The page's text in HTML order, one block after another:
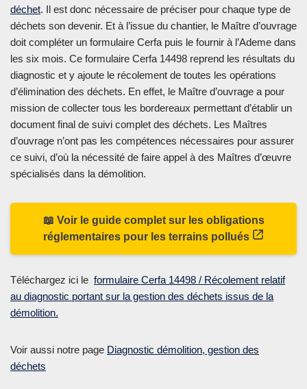
déchet. Il est donc nécessaire de préciser pour chaque type de
déchets son devenir. Et à l’issue du chantier, le Maître d’ouvrage
doit compléter un formulaire Cerfa puis le fournir à l’Ademe dans
les six mois. Ce formulaire Cerfa 14498 reprend les résultats du
diagnostic et y ajoute le récolement de toutes les opérations
d’élimination des déchets. En effet, le Maître d’ouvrage a pour
mission de collecter tous les bordereaux permettant d’établir un
document final de suivi complet des déchets. Les Maîtres
d’ouvrage n’ont pas les compétences nécessaires pour assurer
ce suivi, d’où la nécessité de faire appel à des Maîtres d’œuvre
spécialisés dans la démolition.
📖 Voir le guide complet sur les obligations
réglementaires pour les terrains pollués
Téléchargez ici le formulaire Cerfa 14498 / Récolement relatif
au diagnostic portant sur la gestion des déchets issus de la
démolition.
Voir aussi notre page Diagnostic démolition, gestion des
déchets